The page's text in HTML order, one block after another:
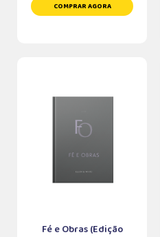
COMPRAR AGORA
Fé e Obras (Edição